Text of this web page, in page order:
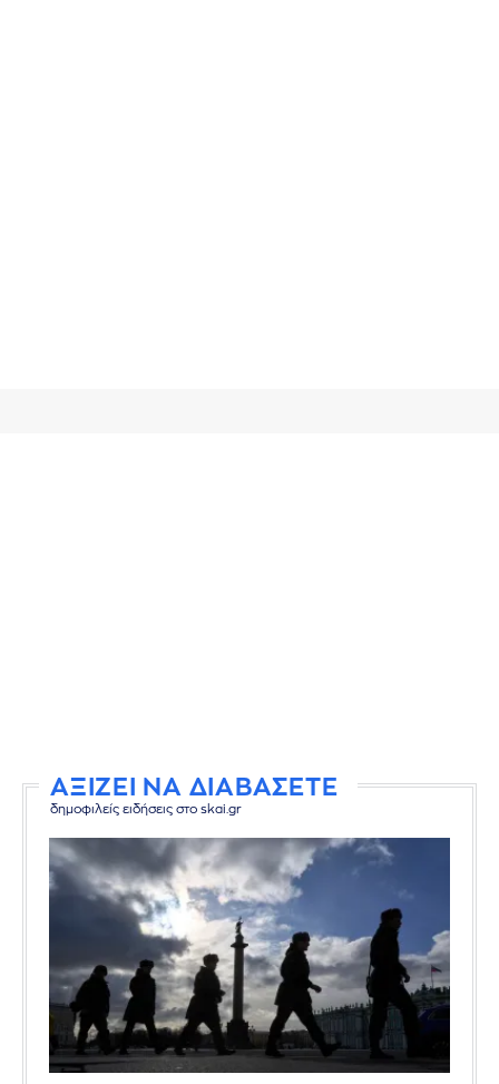
ΑΞΙΖΕΙ ΝΑ ΔΙΑΒΑΣΕΤΕ
δημοφιλείς ειδήσεις στο skai.gr